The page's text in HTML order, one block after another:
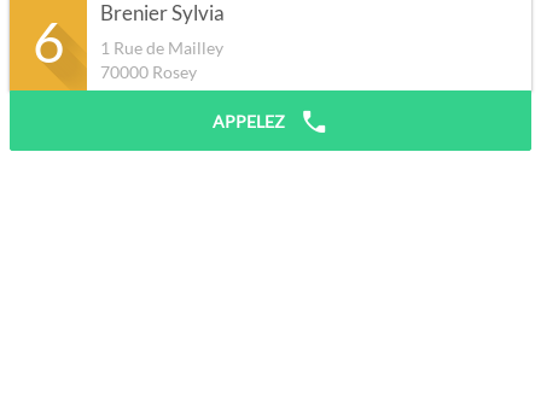
6 Brenier Sylvia
1 Rue de Mailley
70000 Rosey
APPELEZ